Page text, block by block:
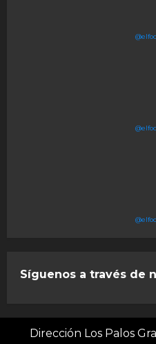
Síguenos a través de
Dirección Los Palos